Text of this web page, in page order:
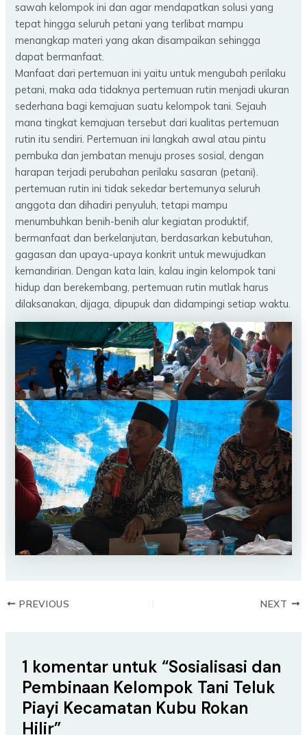
sawah kelompok ini dan agar mendapatkan solusi yang
tepat hingga seluruh petani yang terlibat mampu
menangkap materi yang akan disampaikan sehingga
dapat bermanfaat.
Manfaat dari pertemuan ini yaitu untuk mengubah perilaku
petani, maka ada tidaknya pertemuan rutin menjadi ukuran
sederhana bagi kemajuan suatu kelompok tani. Sejauh
mana tingkat kemajuan tersebut dari kualitas pertemuan
rutin itu sendiri. Pertemuan ini langkah awal atau pintu
pembuka dan jembatan menuju proses sosial, dengan
harapan terjadi perubahan perilaku sasaran (petani).
pertemuan rutin ini tidak sekedar bertemunya seluruh
anggota dan dihadiri penyuluh, tetapi mampu
menumbuhkan benih-benih alur kegiatan produktif,
bermanfaat dan berkelanjutan, berdasarkan kebutuhan,
gagasan dan upaya-upaya konkrit untuk mewujudkan
kemandirian. Dengan kata lain, kalau ingin kelompok tani
hidup dan berekembang, pertemuan rutin mutlak harus
dilaksanakan, dijaga, dipupuk dan didampingi setiap waktu.
PREVIOUS NEXT
1 komentar untuk “Sosialisasi dan
Pembinaan Kelompok Tani Teluk
Piayi Kecamatan Kubu Rokan
Hilir”